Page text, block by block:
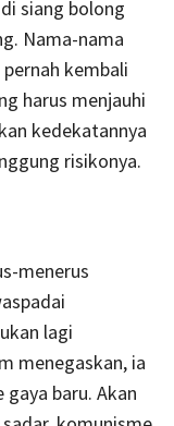
siang bolong
Nama-nama
kembali
harus menjauhi
kedekatannya
risikonya.
menerus
lagi
menegaskan, ia
baru. Akan